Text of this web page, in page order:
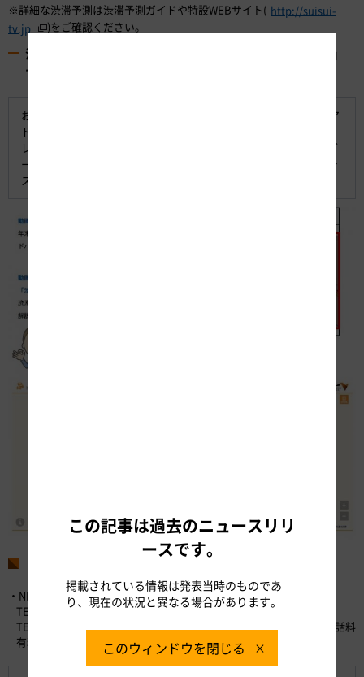
※詳細な渋滞予測は渋滞予測ガイドや特設WEBサイト( http://suisui-
tv.jp
)をご確認ください。
渋滞スイスイTVの今期の目玉は「渋滞スイスイレーダー」
です
お盆につづき渋滞スイスイTVを開設しました。高速道路ドライブア
ドバイザーによる渋滞予測の解説に加え、今回から「渋滞スイスイ
レーダー」を新規機能として搭載しました。「渋滞スイスイレーダ
ー」は渋滞が予測されている箇所を地図上で視覚的に確認できるシ
ステムです。
・NEXCO中日本お客さまセンター （24時間365日対応）
TEL：0120-922-229 （フリーダイヤル）
TEL：052-223-0333 （フリーダイヤルが利用できないお客さま／通話料
有料）
この記事は過去のニュースリリ
ースです。
掲載されている情報は発表当時のものであ
り、現在の状況と異なる場合があります。
このウィンドウを閉じる